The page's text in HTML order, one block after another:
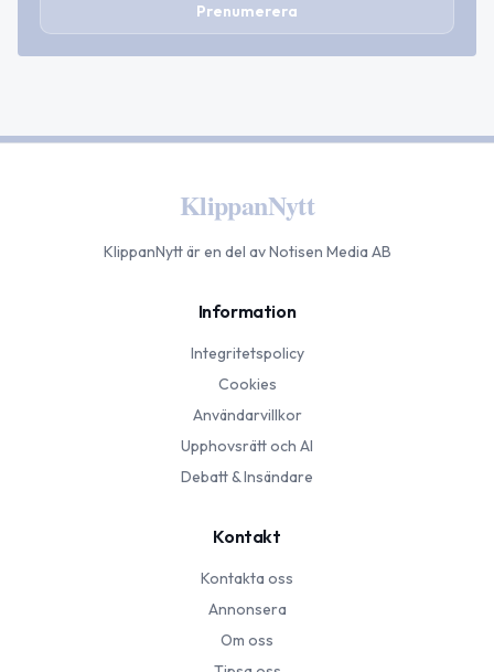
Prenumerera
KlippanNytt
KlippanNyttär en del av Notisen Media AB
Information
Integritetspolicy
Cookies
Användarvillkor
Upphovsrätt och AI
Debatt & Insändare
Kontakt
Kontakta oss
Annonsera
Om oss